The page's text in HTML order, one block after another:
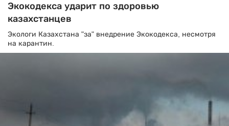
Экокодекса ударит по здоровью
казахстанцев
Экологи Казахстана "за" внедрение Экокодекса, несмотря
на карантин.